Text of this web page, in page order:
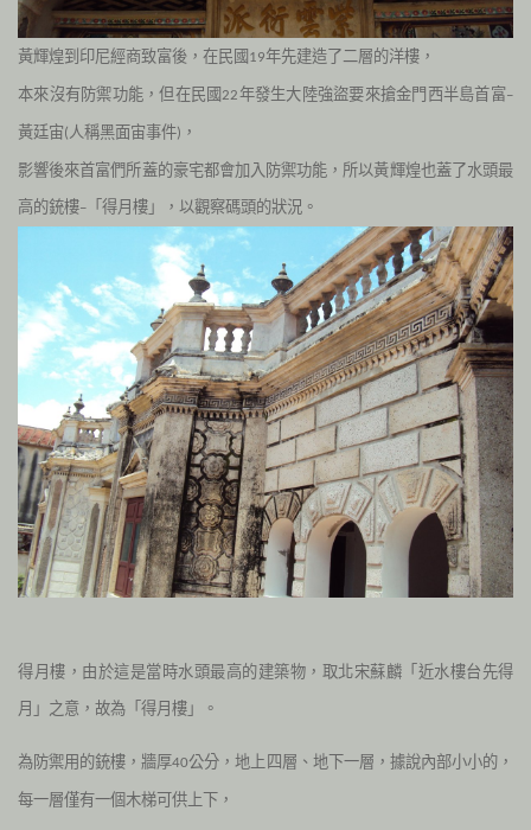
黃輝煌到印尼經商致富後，在民國19年先建造了二層的洋樓，
本來沒有防禦功能，但在民國22年發生大陸強盜要來搶金門西半島首富–
黃廷宙(人稱黑面宙事件) ，
影響後來首富們所蓋的豪宅都會加入防禦功能，所以黃輝煌也蓋了水頭最
高的銃樓– 「得月樓」，以觀察碼頭的狀況。
得月樓，由於這是當時水頭最高的建築物，取北宋蘇麟「近水樓台先得
月」之意，故為「得月樓」。
為防禦用的銃樓，牆厚40公分，地上四層、地下一層，據說內部小小的，
每一層僅有一個木梯可供上下，